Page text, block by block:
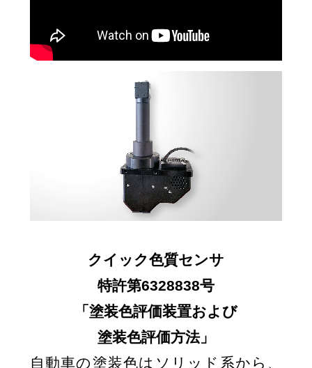
クイック色質センサ
特許第6328838号
「塗装色評価装置および
塗装色評価方法」
自動車の塗装色はソリッド系から、